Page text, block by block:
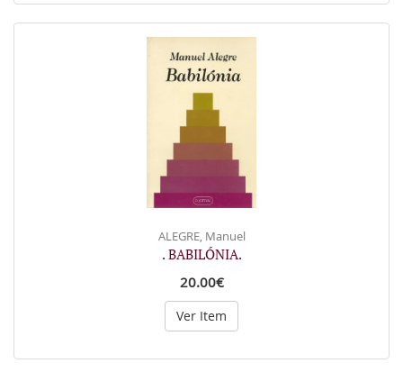
ALEGRE, Manuel
. BABILÓNIA.
20.00€
Ver Item